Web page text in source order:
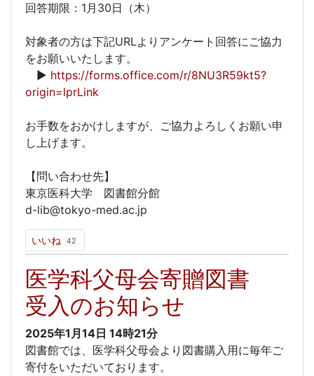
回答期限：1月30日（木）
対象者の方は下記URLよりアンケート回答にご協力
をお願いいたします。
▶ https://forms.office.com/r/8NU3R59kt5?
origin=lprLink
お手数をおかけしますが、ご協力よろしくお願い申
し上げます。
【問い合わせ先】
東京医科大学 図書館分館
d-lib@tokyo-med.ac.jp
いいね 42
医学科父母会寄贈図書
受入のお知らせ
2025年1月14日 14時21分
図書館では、医学科父母会より図書購入用に毎年ご
寄付をいただいております。